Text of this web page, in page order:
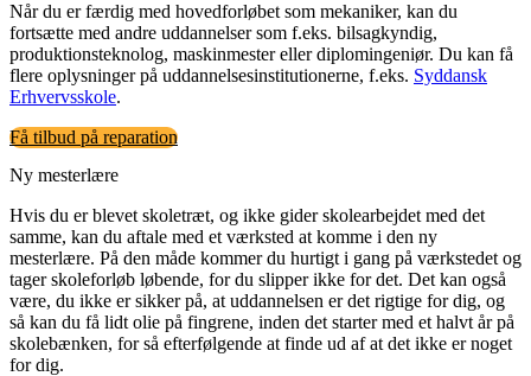
Når du er færdig med hovedforløbet som mekaniker, kan du
fortsætte med andre uddannelser som f.eks. bilsagkyndig,
produktionsteknolog, maskinmester eller diplomingeniør. Du kan få
flere oplysninger på uddannelsesinstitutionerne, f.eks. Syddansk
Erhvervsskole.
Få tilbud på reparation
Ny mesterlære
Hvis du er blevet skoletræt, og ikke gider skolearbejdet med det
samme, kan du aftale med et værksted at komme i den ny
mesterlære. På den måde kommer du hurtigt i gang på værkstedet og
tager skoleforløb løbende, for du slipper ikke for det. Det kan også
være, du ikke er sikker på, at uddannelsen er det rigtige for dig, og
så kan du få lidt olie på fingrene, inden det starter med et halvt år på
skolebænken, for så efterfølgende at finde ud af at det ikke er noget
for dig.